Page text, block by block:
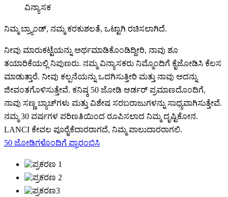
ವಿನ್ಯಾಸಕ
ನಿಮ್ಮ ಬ್ರ್ಯಾಂಡ್, ನಮ್ಮ ಕರಕುಶಲತೆ, ಒಟ್ಟಾಗಿ ರಚಿಸಲಾಗಿದೆ.
ನೀವು ಮಾರುಕಟ್ಟೆಯನ್ನು ಅರ್ಥಮಾಡಿಕೊಂಡಿದ್ದೀರಿ, ನಾವು ಶೂ
ತಯಾರಿಕೆಯಲ್ಲಿ ನಿಪುಣರು. ನಮ್ಮ ವಿನ್ಯಾಸಕರು ನಿಮ್ಮೊಂದಿಗೆ ಕೈಜೋಡಿಸಿ ಕೆಲಸ
ಮಾಡುತ್ತಾರೆ. ನೀವು ಕಲ್ಪನೆಯನ್ನು ಒದಗಿಸುತ್ತೀರಿ ಮತ್ತು ನಾವು ಅದನ್ನು
ಜೀವಂತಗೊಳಿಸುತ್ತೇವೆ. ಕನಿಷ್ಠ 50 ಜೋಡಿ ಆರ್ಡರ್ ಪ್ರಮಾಣದೊಂದಿಗೆ,
ನಾವು ಸಣ್ಣ ಬ್ಯಾಚ್‌ಗಳು ಮತ್ತು ವಿಶೇಷ ಸರಬರಾಜುಗಳನ್ನು ಸಾಧ್ಯವಾಗಿಸುತ್ತೇವೆ.
ನಮ್ಮ 30 ವರ್ಷಗಳ ಪರಿಣತಿಯಿಂದ ರೂಪಿಸಲಾದ ನಿಮ್ಮ ದೃಷ್ಟಿಕೋನ.
LANCI ಕೇವಲ ಪೂರೈಕೆದಾರರಾಗದೆ, ನಿಮ್ಮ ಪಾಲುದಾರರಾಗಲಿ.
50 ಜೋಡಿಗಳೊಂದಿಗೆ ಪ್ರಾರಂಭಿಸಿ